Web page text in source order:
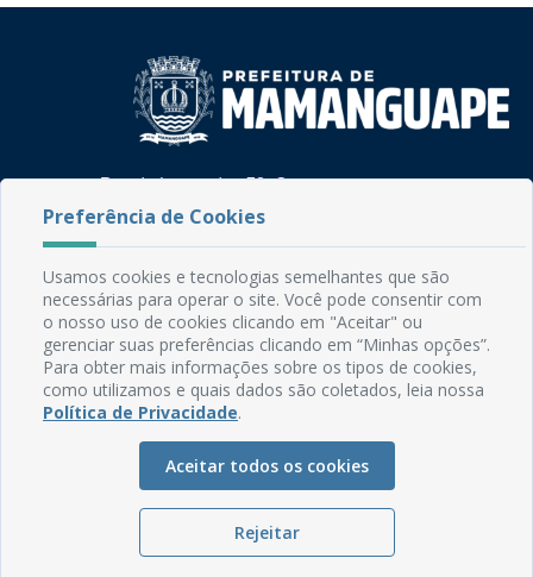
Rua do Imperador, 78, Centro
CEP: 58.280-000 - Mamanguape/PB
Expediente: Segunda à Sexta, das 08h às 13h
Mapa do Site
Perguntas frequentes
Manual de Navegação
Glossário
Serviços Internos
Política de Privacidade
Preferência de Cookies
Usamos cookies e tecnologias semelhantes que são
necessárias para operar o site. Você pode consentir com
o nosso uso de cookies clicando em "Aceitar" ou
gerenciar suas preferências clicando em “Minhas opções”.
Para obter mais informações sobre os tipos de cookies,
como utilizamos e quais dados são coletados, leia nossa
Política de Privacidade.
Aceitar todos os cookies
Rejeitar